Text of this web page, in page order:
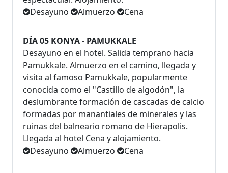
Desayuno
Almuerzo Cena
DÍA 05 KONYA - PAMUKKALE
Desayuno en el hotel. Salida temprano hacia
Pamukkale. Almuerzo en el camino, llegada y
visita al famoso Pamukkale, popularmente
conocida como el "Castillo de algodón", la
deslumbrante formación de cascadas de calcio
formadas por manantiales de minerales y las
ruinas del balneario romano de Hierapolis.
Llegada al hotel Cena y alojamiento.
Desayuno
Almuerzo Cena